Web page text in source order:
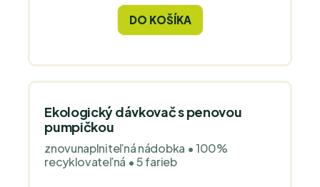
DO KOŠÍKA
Ekologický dávkovač s penovou
pumpičkou
znovunaplniteľná nádobka • 100%
recyklovateľná • 5 farieb